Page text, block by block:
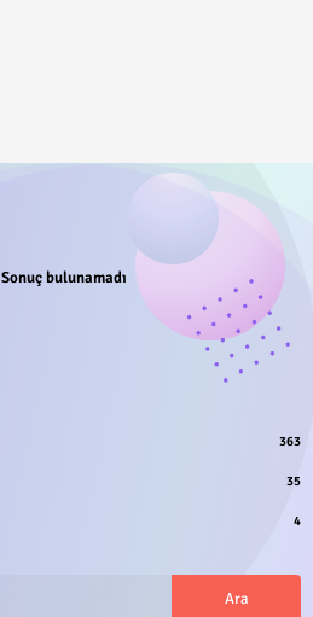
Sonuç bulunamadı
363
35
4